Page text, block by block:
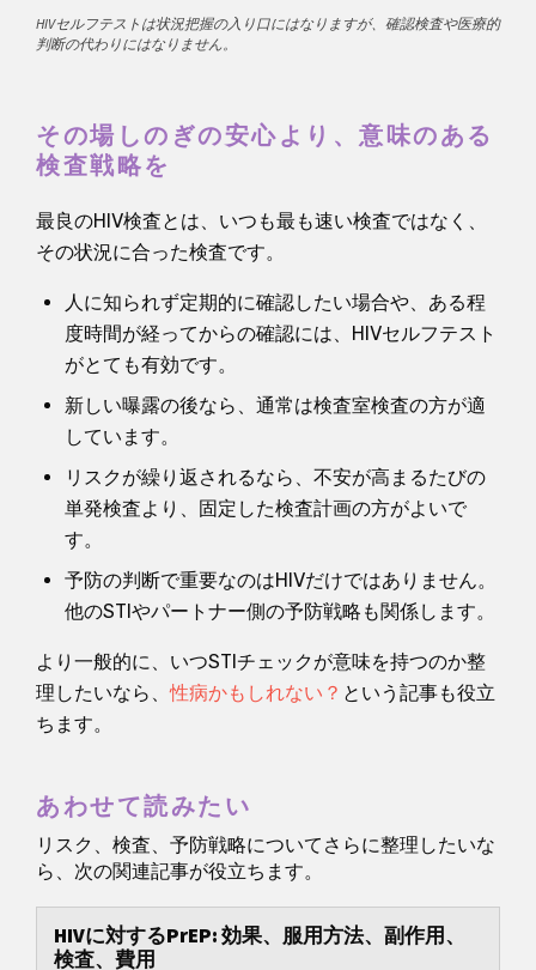
HIVセルフテストは状況把握の入り口にはなりますが、確認検査や医療的
判断の代わりにはなりません。
その場しのぎの安心より、意味のある
検査戦略を
最良のHIV検査とは、いつも最も速い検査ではなく、
その状況に合った検査です。
人に知られず定期的に確認したい場合や、ある程
度時間が経ってからの確認には、HIVセルフテスト
がとても有効です。
新しい曝露の後なら、通常は検査室検査の方が適
しています。
リスクが繰り返されるなら、不安が高まるたびの
単発検査より、固定した検査計画の方がよいで
す。
予防の判断で重要なのはHIVだけではありません。
他のSTIやパートナー側の予防戦略も関係します。
より一般的に、いつSTIチェックが意味を持つのか整
理したいなら、性病かもしれない？ という記事も役立
ちます。
あわせて読みたい
リスク、検査、予防戦略についてさらに整理したいな
ら、次の関連記事が役立ちます。
HIVに対するPrEP: 効果、服用方法、副作用、
検査、費用